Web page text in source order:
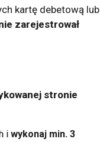
kartę debetową lub
zarejestrował
stronie
i wykonaj min. 3